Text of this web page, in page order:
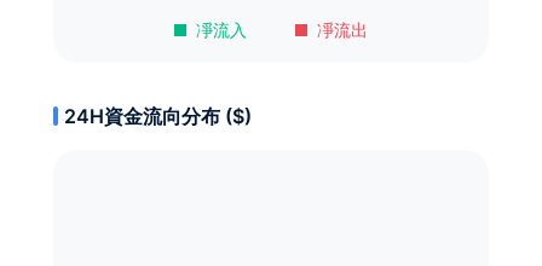
凈流入 凈流出
24H資金流向分布 ($)